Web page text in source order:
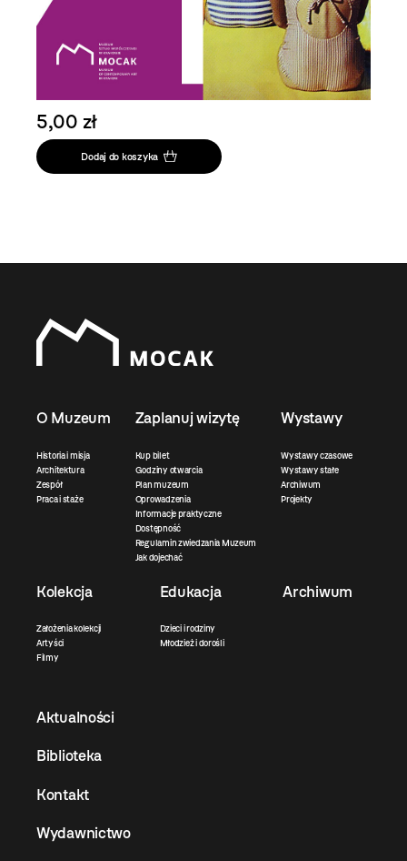
5,00 zł
Dodaj do koszyka
O Muzeum
Historia i misja
Architektura
Zespół
Praca i staże
Zaplanuj wizytę
Kup bilet
Godziny otwarcia
Plan muzeum
Oprowadzenia
Informacje praktyczne
Dostępność
Regulamin zwiedzania Muzeum
Jak dojechać
Wystawy
Wystawy czasowe
Wystawy stałe
Archiwum
Projekty
Kolekcja
Założenia kolekcji
Artyści
Filmy
Edukacja
Dzieci i rodziny
Młodzież i dorośli
Archiwum
Aktualności
Biblioteka
Kontakt
Wydawnictwo